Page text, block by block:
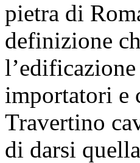
pietra di
definizione
importatori e
Travertino
di darsi